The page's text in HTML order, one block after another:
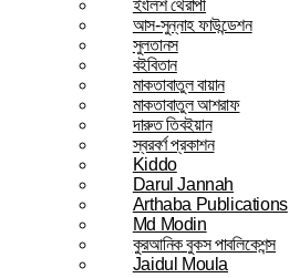
ইংলিশ থেরাপী
আস-সুন্নাহ ফাউন্ডেশন
সুলতানস
বইবিতান
মাকতাবাতুল বায়ান
মাকতাবাতুল আশরাফ
দারুত তিবইয়ান
স্বরবর্ণ প্রকাশন
Kiddo
Darul Jannah
Arthaba Publications
Md Modin
কুরআনিক বুকস পাবলিকেশন্স
Jaidul Moula